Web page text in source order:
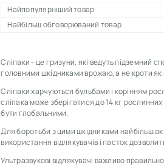
Найпопулярніший товар
Найбільш обговорюваний товар
Сліпаки - це гризуни, які ведуть підземний
головними шкідниками врожаю, а не кроти
Сліпаки харчуються бульбами і корінням
сліпака може зберігатися до 14 кг
бути глобальними.
Для боротьби з цими шкідниками найбільш
використання відлякувачів і пасток
Ультразвукові відлякувачі важливо